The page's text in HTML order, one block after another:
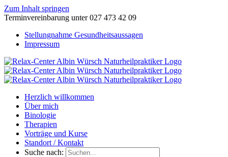
Zum Inhalt springen
Terminvereinbarung unter 027 473 42 09
Stellungnahme Gesundheitsaussagen
Impressum
Herzlich willkommen
Über mich
Binologie
Therapien
Vorträge und Kurse
Standort / Kontakt
Suche nach: